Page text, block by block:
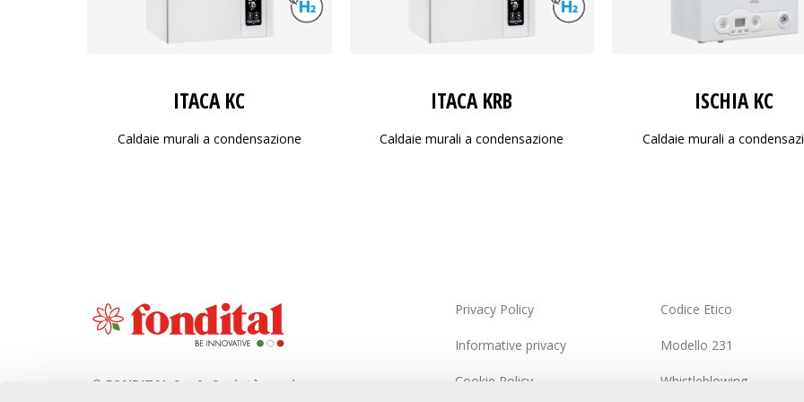
ITACA KC
Caldaie murali a condensazione
ITACA KRB
Caldaie murali a condensazione
ISCHIA KC
Caldaie murali a
© FONDITAL S.p.A. Società a unico
Privacy Policy
Informative privacy
Cookie Policy
Codice Etico
Modello 231
Whistleblowing